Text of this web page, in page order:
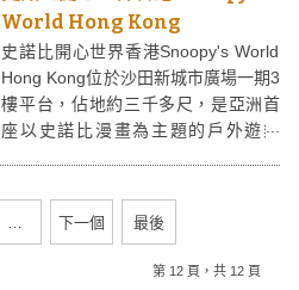
World Hong Kong
史諾比開心世界香港Snoopy's World
Hong Kong位於沙田新城市廣場一期3
樓平台，佔地約三千多尺，是亞洲首
座以史諾比漫畫為主題的戶外遊樂
… 下一個 最後
第 12 頁，共 12 頁